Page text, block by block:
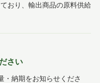
おり、輸出商品の原料供給
さい
・納期をお知らせくださ